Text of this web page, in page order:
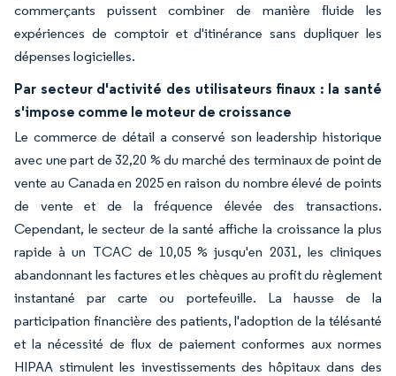
commerçants puissent combiner de manière fluide les
expériences de comptoir et d'itinérance sans dupliquer les
dépenses logicielles.
Par secteur d'activité des utilisateurs finaux : la santé
s'impose comme le moteur de croissance
Le commerce de détail a conservé son leadership historique
avec une part de 32,20 % du marché des terminaux de point de
vente au Canada en 2025 en raison du nombre élevé de points
de vente et de la fréquence élevée des transactions.
Cependant, le secteur de la santé affiche la croissance la plus
rapide à un TCAC de 10,05 % jusqu'en 2031, les cliniques
abandonnant les factures et les chèques au profit du règlement
instantané par carte ou portefeuille. La hausse de la
participation financière des patients, l'adoption de la télésanté
et la nécessité de flux de paiement conformes aux normes
HIPAA stimulent les investissements des hôpitaux dans des